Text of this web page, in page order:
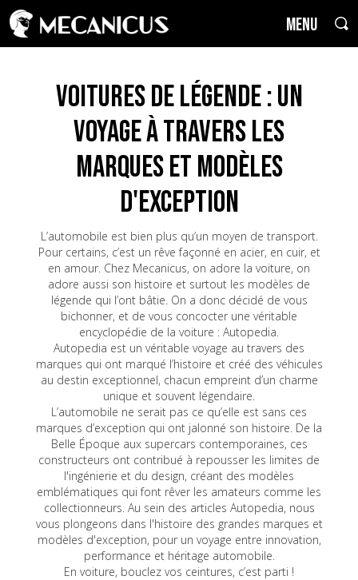
MENU
Voitures de Légende : un
voyage à travers les
marques et modèles
d'exception
L’automobile est bien plus qu’un moyen de transport.
Pour certains, c’est un rêve façonné en acier, en cuir, et
en amour. Chez Mecanicus, on adore la voiture, on
adore aussi son histoire et surtout les modèles de
légende qui l’ont bâtie. On a donc décidé de vous
bichonner, et de vous concocter une véritable
encyclopédie de la voiture : Autopedia.
Autopedia est un véritable voyage au travers des
marques qui ont marqué l’histoire et créé des véhicules
au destin exceptionnel, chacun empreint d’un charme
unique et souvent légendaire.
L’automobile ne serait pas ce qu’elle est sans ces
marques d’exception qui ont jalonné son histoire. De la
Belle Époque aux supercars contemporaines, ces
constructeurs ont contribué à repousser les limites de
l'ingénierie et du design, créant des modèles
emblématiques qui font rêver les amateurs comme les
collectionneurs. Au sein des articles Autopedia, nous
vous plongeons dans l'histoire des grandes marques et
modèles d'exception, pour un voyage entre innovation,
performance et héritage automobile.
En voiture, bouclez vos ceintures, c’est parti !